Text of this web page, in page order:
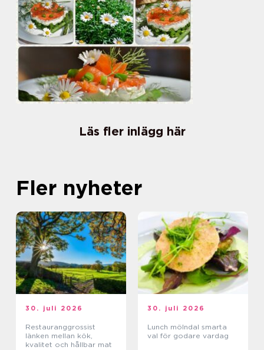
Läs fler inlägg här
Fler nyheter
30. juli 2026
Restauranggrossist
länken mellan kök,
kvalitet och hållbar mat
30. juli 2026
Lunch mölndal smarta
val för godare vardag